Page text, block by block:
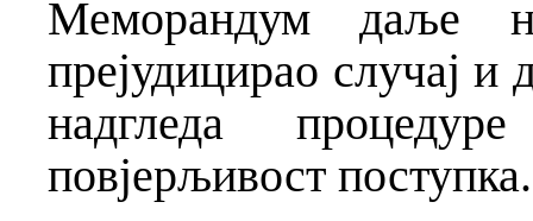
Меморандум даље
прејудицирао случај и
надгледа
повјерљивост поступка.